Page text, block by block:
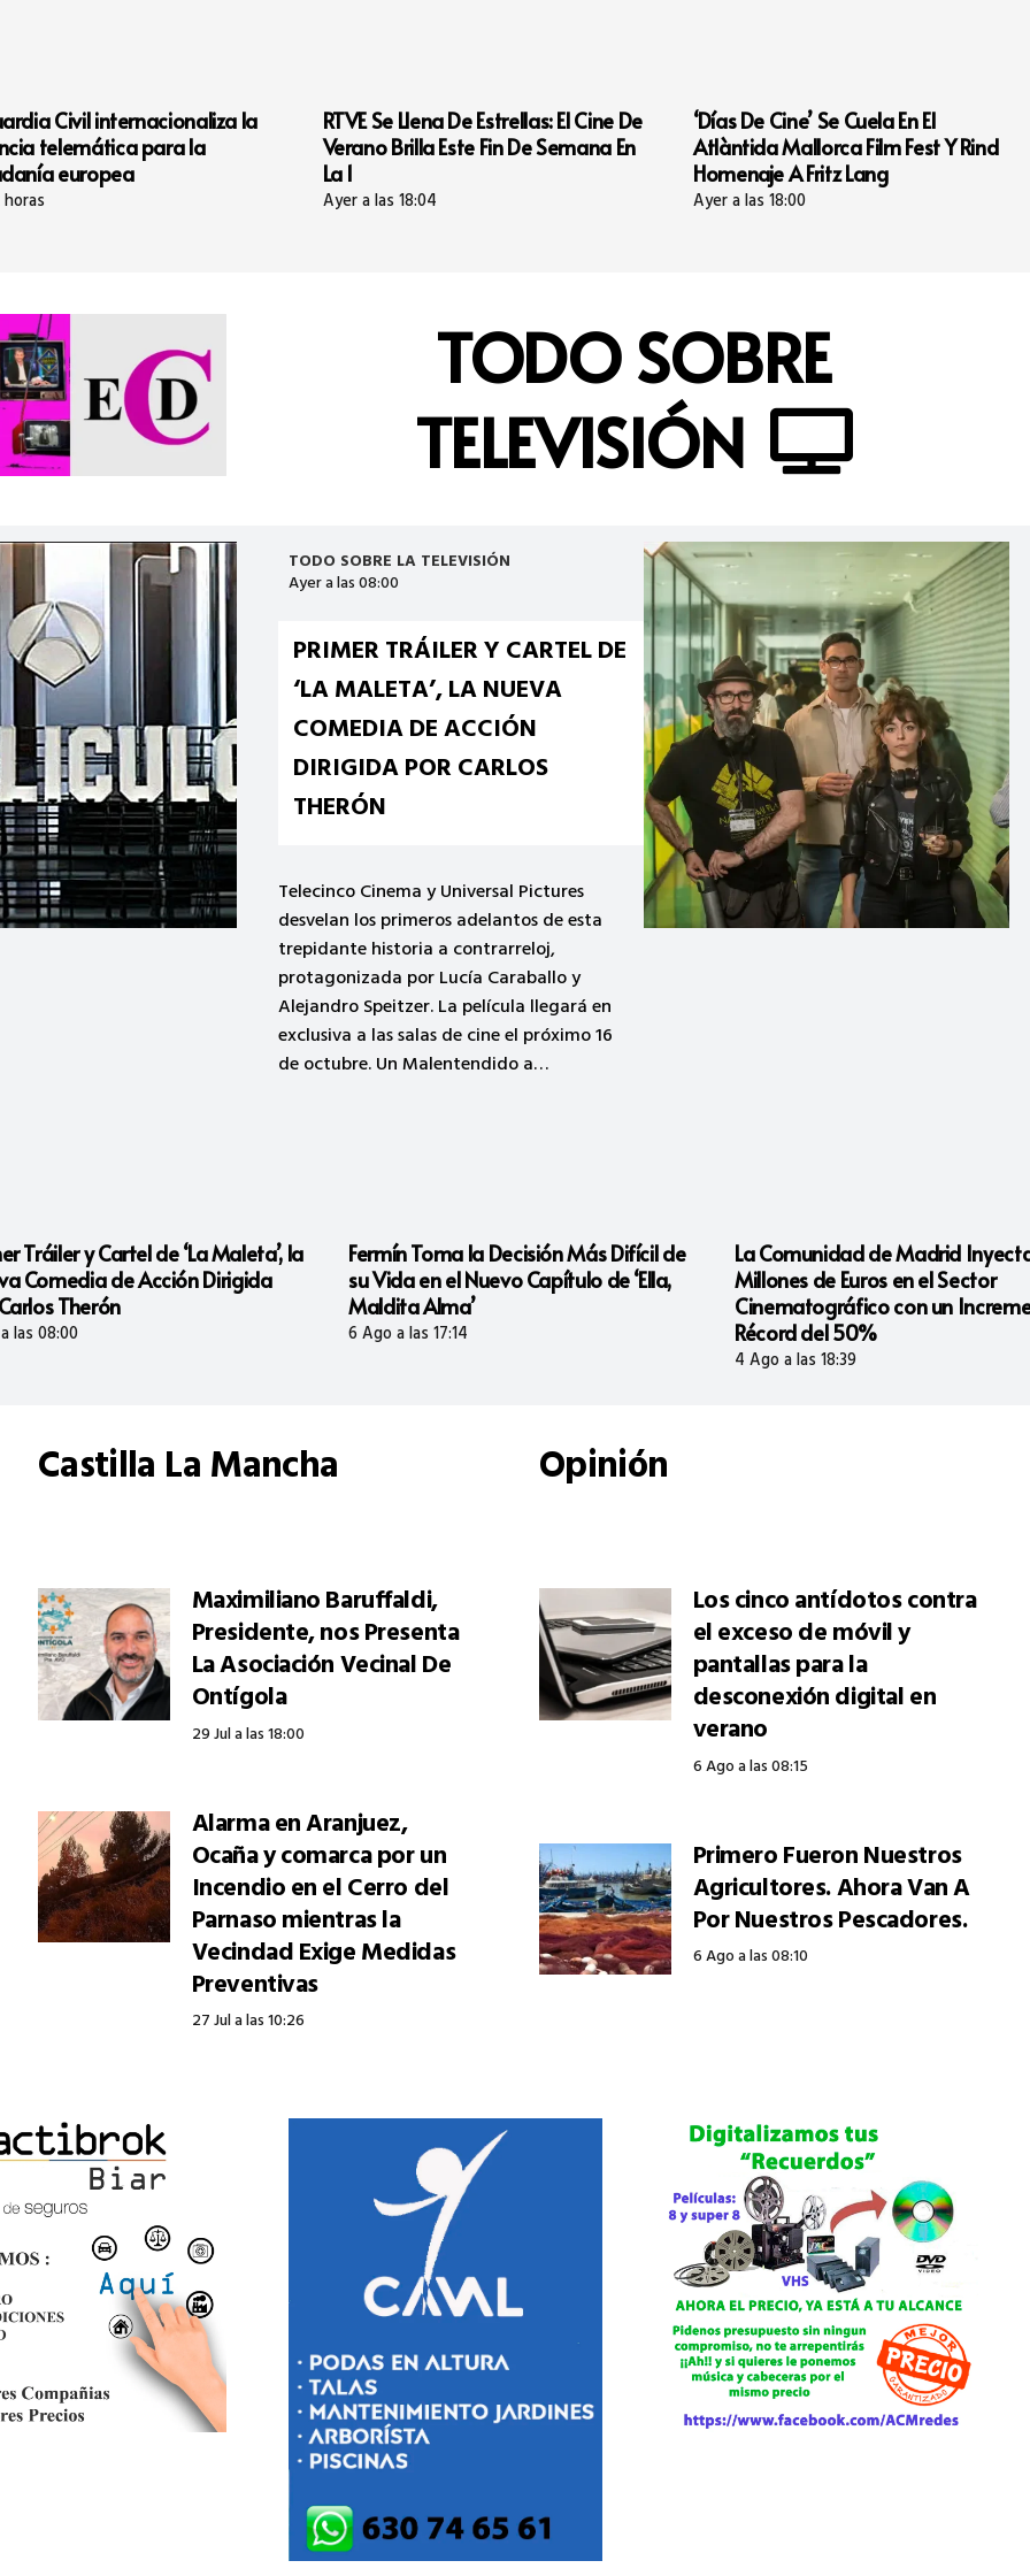
la
RTVE Se Llena De Estrellas: El Cine De
Verano Brilla Este Fin De Semana En
La 1
‘Días De Cine’ Se Cuela En El
Atlàntida Mallorca Film Fest Y Rinde
Cuatro
Escalada de Ibi
Gran Paradiso en
TODO SOBRE
TELEVISIÓN
COMUNIDAD DE MADRID,TODO SOBRE
LA TELEVISIÓN
LA COMUNIDAD DE MADRID
INYECTA 3 MILLONES DE
EUROS EN EL SECTOR
CINEMATOGRÁFICO CON UN
El Gobierno regional aprueba la mayor
dotación económica en la historia de
estas ayudas para la producción de
largometrajes, introduciendo un marco
regulador más flexible que permite el
la
Fermín Toma la Decisión Más Difícil de
su Vida en el Nuevo Capítulo de ‘Ella,
La Comunidad de Madrid Inyecta 3
Millones de Euros en el Sector
Cinematográfico con un Incremento
Manel
laSexta
Jornada
Castilla La Mancha
INTERIOR Y DEFENSA
31 Jul a las
Incendio Forestal de
Maximiliano Baruffaldi,
Presidente, nos Presenta
La Asociación Vecinal De
Ontígola
29 Jul a las 18:00
Alarma en Aranjuez,
Ocaña y comarca por un
Incendio en el Cerro del
Parnaso mientras la
Vecindad Exige Medidas
Preventivas
27 Jul a las 10:26
Opinión
EL ATRIL DE MAXIMO CAMINERO
Los cinco antídotos contra
el exceso de móvil y
pantallas para la
desconexión digital en
verano
6 Ago a las 08:15
Primero Fueron Nuestros
Agricultores. Ahora Van A
Por Nuestros Pescadores.
6 Ago a las 08:10
hace 2 horas